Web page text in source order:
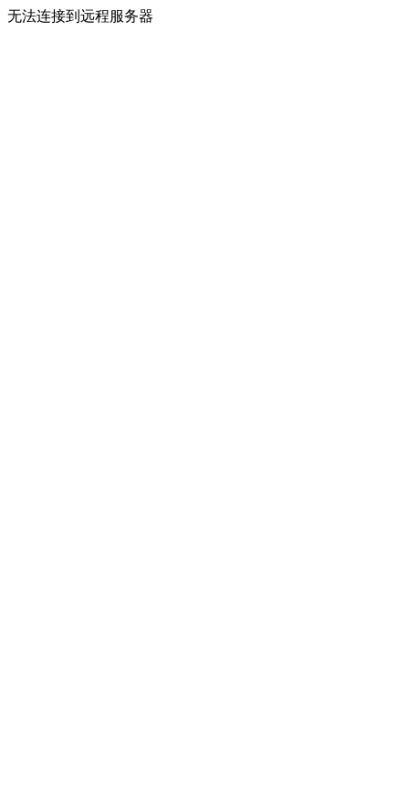
无法连接到远程服务器